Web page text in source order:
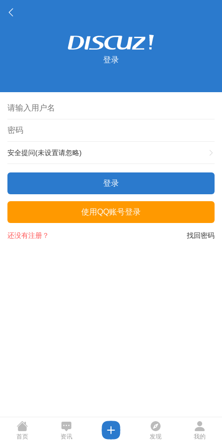
登录
安全提问(未设置请忽略)
登录
使用QQ账号登录
找回密码
还没有注册？
首页 资讯 发现 我的